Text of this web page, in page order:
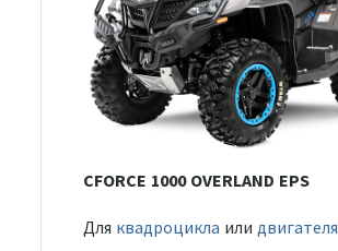
CFORCE 1000 OVERLAND EPS
Для квадроцикла или двигателя